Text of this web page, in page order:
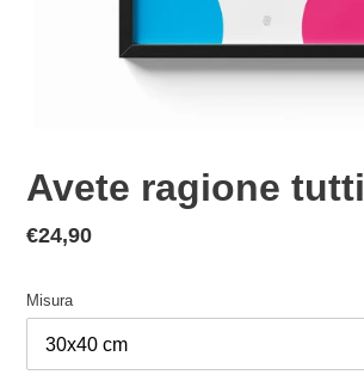
Avete ragione tutti
Prezzo
listino
€24,90
Misura